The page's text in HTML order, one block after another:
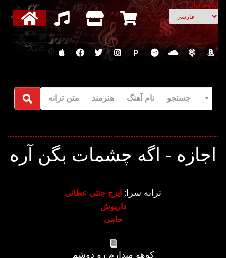
انتخاب زبان
P
جستجو نام آهنگ هنرمند متن ترانه
اجازه - اگه چشمات بگن آره
ترانه سرا: ایرج جنتی عطائی
داریوش
حامی
کوهو ميذارم رو دوشم